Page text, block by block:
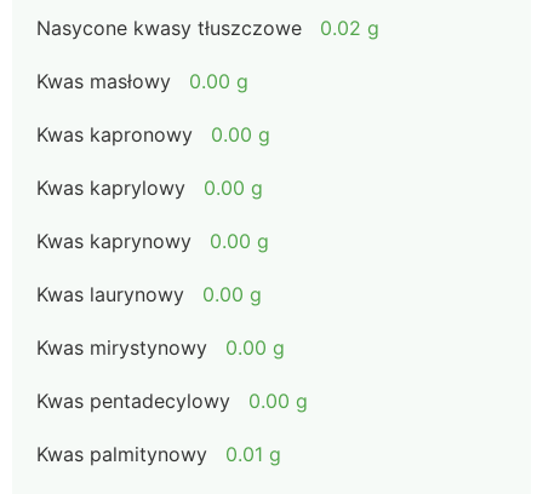
Nasycone kwasy tłuszczowe 0.02 g
Kwas masłowy 0.00 g
Kwas kapronowy 0.00 g
Kwas kaprylowy 0.00 g
Kwas kaprynowy 0.00 g
Kwas laurynowy 0.00 g
Kwas mirystynowy 0.00 g
Kwas pentadecylowy 0.00 g
Kwas palmitynowy 0.01 g